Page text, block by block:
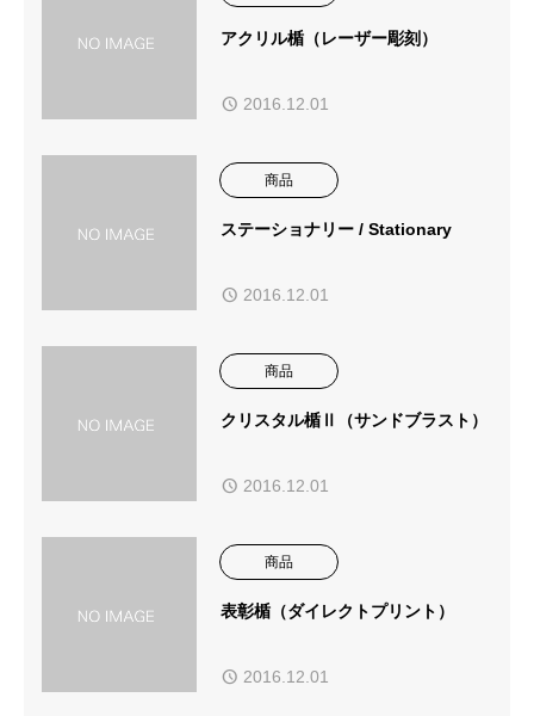
アクリル楯（レーザー彫刻）
2016.12.01
商品
ステーショナリー / Stationary
2016.12.01
商品
クリスタル楯Ⅱ（サンドブラスト）
2016.12.01
商品
表彰楯（ダイレクトプリント）
2016.12.01